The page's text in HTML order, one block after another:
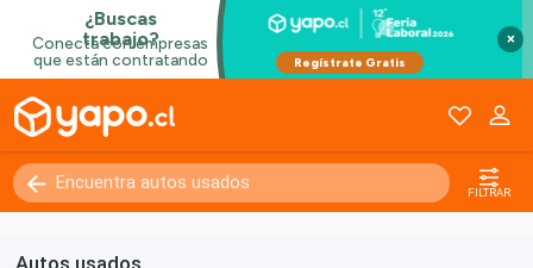
×
FILTRAR
Autos usados